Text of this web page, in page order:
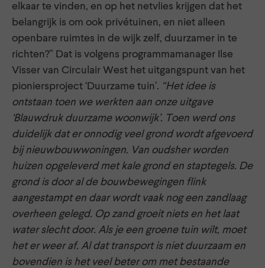
elkaar te vinden, en op het netvlies krijgen dat het
belangrijk is om ook privétuinen, en niet alleen
openbare ruimtes in de wijk zelf, duurzamer in te
richten?” Dat is volgens programmamanager Ilse
Visser van Circulair West het uitgangspunt van het
pioniersproject ‘Duurzame tuin’. “Het idee is
ontstaan toen we werkten aan onze uitgave
‘Blauwdruk duurzame woonwijk’. Toen werd ons
duidelijk dat er onnodig veel grond wordt afgevoerd
bij nieuwbouwwoningen. Van oudsher worden
huizen opgeleverd met kale grond en staptegels. De
grond is door al de bouwbewegingen flink
aangestampt en daar wordt vaak nog een zandlaag
overheen gelegd. Op zand groeit niets en het laat
water slecht door. Als je een groene tuin wilt, moet
het er weer af. Al dat transport is niet duurzaam en
bovendien is het veel beter om met bestaande